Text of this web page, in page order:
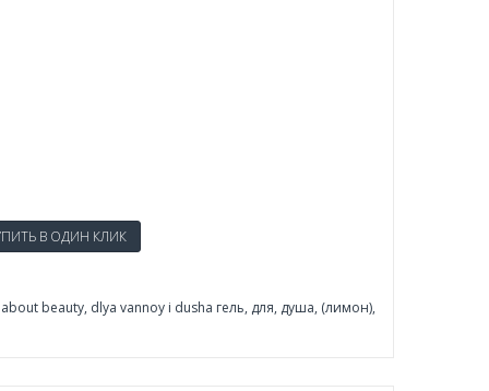
beauty, dlya vannoy i dusha гель, для, душа, (лимон),